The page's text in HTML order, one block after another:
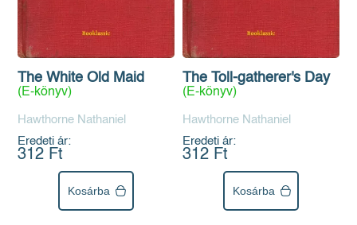
The White Old Maid
(E-könyv)
Hawthorne Nathaniel
Eredeti ár:
312 Ft
Kosárba
The Toll-gatherer's Day
(E-könyv)
Hawthorne Nathaniel
Eredeti ár:
312 Ft
Kosárba